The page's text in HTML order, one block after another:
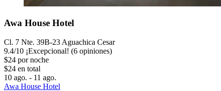
Awa House Hotel
Cl. 7 Nte. 39B-23 Aguachica Cesar
9.4/10 ¡Excepcional! (6 opiniones)
$24 por noche
$24 en total
10 ago. - 11 ago.
Awa House Hotel